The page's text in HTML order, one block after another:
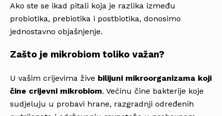
Ako ste se ikad pitali koja je razlika između
probiotika, prebiotika i postbiotika, donosimo
jednostavno objašnjenje.
Zašto je mikrobiom toliko važan?
U vašim crijevima žive bilijuni mikroorganizama koji
čine crijevni mikrobiom. Većinu čine bakterije koje
sudjeluju u probavi hrane, razgradnji određenih